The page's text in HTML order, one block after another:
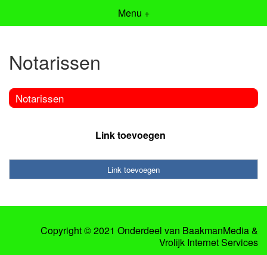
Menu +
Notarissen
Notarissen
Link toevoegen
Link toevoegen
Copyright © 2021 Onderdeel van BaakmanMedia&
Vrolijk Internet Services